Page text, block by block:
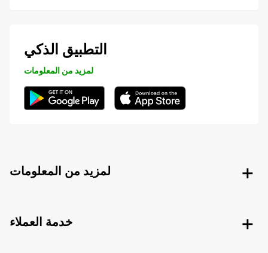
التطبيق الذكي
لمزيد من المعلومات
لمزيد من المعلومات
خدمة العملاء